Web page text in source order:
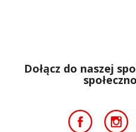
Dołącz do naszej